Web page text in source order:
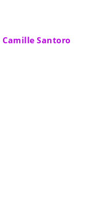
Camille Santoro